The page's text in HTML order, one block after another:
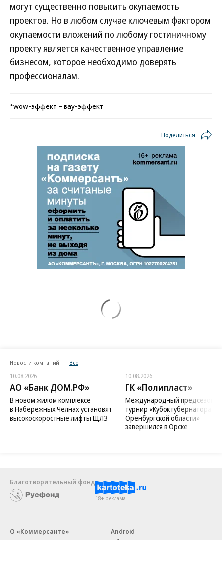
могут существенно повысить окупаемость
проектов. Но в любом случае ключевым фактором
окупаемости вложений по любому гостиничному
проекту является качественное управление
бизнесом, которое необходимо доверять
профессионалам.
*wow-эффект – вау-эффект
Поделиться
Новости компаний Все
10.08.2026
АО «Банк ДОМ.РФ»
В новом жилом комплексе
в Набережных Челнах установят
высокоскоростные лифты ЩЛЗ
10.08.2026
ГК «Полипласт»
Международный
турнир «Кубок губернатора
Оренбургской области»
завершился в Орске
Благотворительный фонд
18+ реклама
О «Коммерсанте»
Архив
Android
Обратная связь